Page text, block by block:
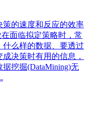
的速度和反应的效率
面临拟定策略时，常
么样的数据、要透过
决策时有用的信息，
挖掘(DataMining)无